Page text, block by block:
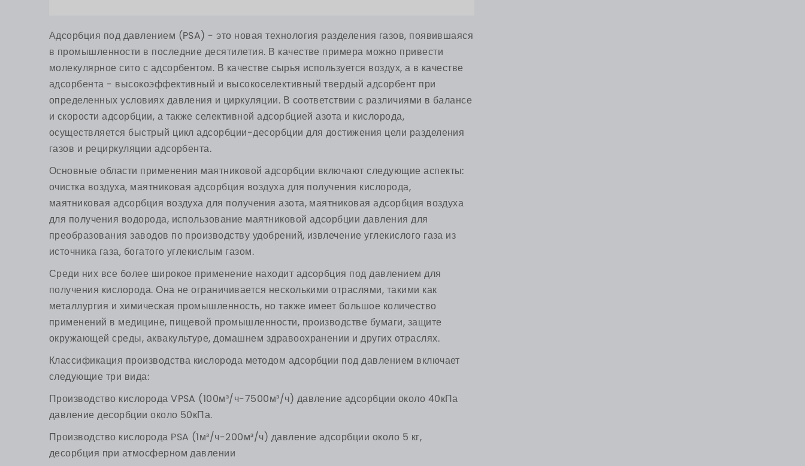
Адсорбция под давлением (PSA) - это новая технология разделения газов, появившаяся
в промышленности в последние десятилетия. В качестве примера можно привести
молекулярное сито с адсорбентом. В качестве сырья используется воздух, а в качестве
адсорбента - высокоэффективный и высокоселективный твердый адсорбент при
определенных условиях давления и циркуляции. В соответствии с различиями в балансе
и скорости адсорбции, а также селективной адсорбцией азота и кислорода,
осуществляется быстрый цикл адсорбции-десорбции для достижения цели разделения
газов и рециркуляции адсорбента.
Основные области применения маятниковой адсорбции включают следующие аспекты:
очистка воздуха, маятниковая адсорбция воздуха для получения кислорода,
маятниковая адсорбция воздуха для получения азота, маятниковая адсорбция воздуха
для получения водорода, использование маятниковой адсорбции давления для
преобразования заводов по производству удобрений, извлечение углекислого газа из
источника газа, богатого углекислым газом.
Среди них все более широкое применение находит адсорбция под давлением для
получения кислорода. Она не ограничивается несколькими отраслями, такими как
металлургия и химическая промышленность, но также имеет большое количество
применений в медицине, пищевой промышленности, производстве бумаги, защите
окружающей среды, аквакультуре, домашнем здравоохранении и других отраслях.
Классификация производства кислорода методом адсорбции под давлением включает
следующие три вида:
Производство кислорода VPSA (100м³/ч-7500м³/ч) давление адсорбции около 40кПа
давление десорбции около 50кПа.
Производство кислорода PSA (1м³/ч-200м³/ч) давление адсорбции около 5 кг,
десорбция при атмосферном давлении